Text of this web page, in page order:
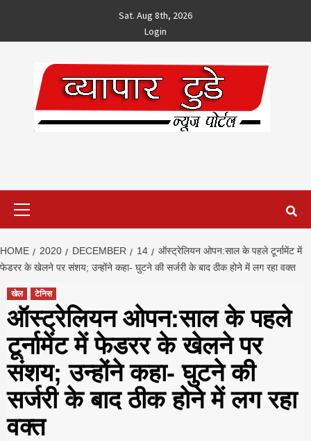
content
Sat. Aug 8th, 2026
Login
HOME 2020 DECEMBER 14
ऑस्ट्रेलियन ओपन:साल के पहले टूर्नामेंट में
फेडरर के खेलने पर संशय; उन्होंने कहा- घुटने की सर्जरी के बाद ठीक होने में लग रहा वक्त
खेल टेनिस
ऑस्ट्रेलियन ओपन:साल के पहले
टूर्नामेंट में फेडरर के खेलने पर
संशय; उन्होंने कहा- घुटने की
सर्जरी के बाद ठीक होने में लग रहा
वक्त